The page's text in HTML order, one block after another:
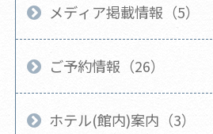
メディア掲載情報（5）
ご予約情報（26）
ホテル(館内)案内（3）